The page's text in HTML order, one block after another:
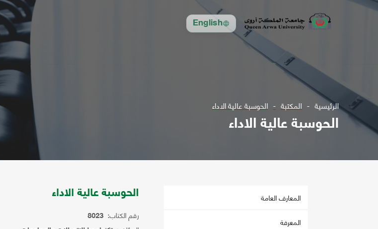
English
الرئيسية المكتبة الحوسبة عالية الاداء
الحوسبة عالية الاداء
المعارف العامة
المعرفة
الحوسبة عالية الاداء
رقم الكتاب: 8023